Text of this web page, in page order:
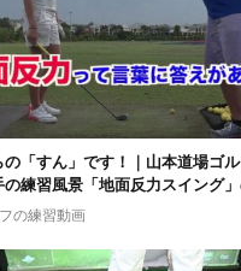
「すん」です！｜山本道場ゴ
の練習風景「地面反力スイング
の練習動画